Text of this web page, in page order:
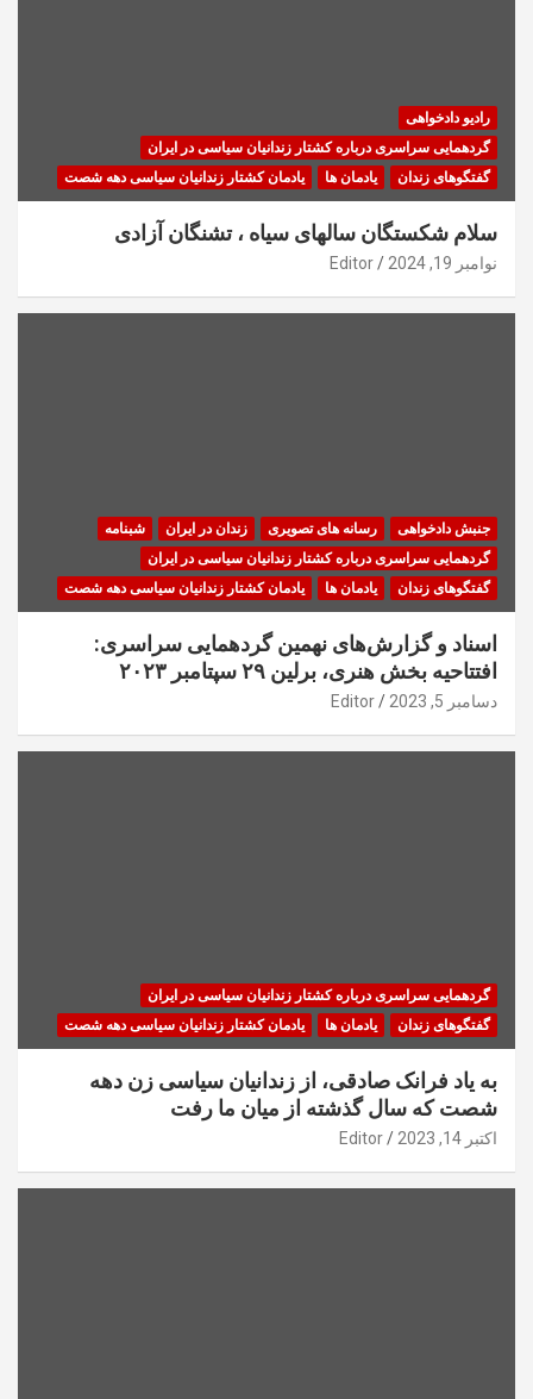
رادیو دادخواهی
گردهمایی سراسری درباره کشتار زندانیان سیاسی در ایران
گفتگوهای زندان
یادمان ها یادمان کشتار زندانیان سیاسی دهه شصت
سلام شکستگان سالهای سیاه ، تشنگان آزادی
نوامبر 19, 2024 Editor
جنبش دادخواهی رسانه های تصویری زندان در ایران
شبنامه
گردهمایی سراسری درباره کشتار زندانیان سیاسی در ایران
گفتگوهای زندان
یادمان ها یادمان کشتار زندانیان سیاسی دهه شصت
اسناد و گزارش‌های نهمین گردهمایی سراسری:
افتتاحیه بخش هنری، برلین ۲۹ سپتامبر ۲۰۲۳
دسامبر 5, 2023 Editor
گردهمایی سراسری درباره کشتار زندانیان سیاسی در ایران
گفتگوهای زندان
یادمان ها یادمان کشتار زندانیان سیاسی دهه شصت
به یاد فرانک صادقی، از زندانیان سیاسی زن دهه
شصت که سال گذشته از میان ما رفت
اکتبر 14, 2023 Editor